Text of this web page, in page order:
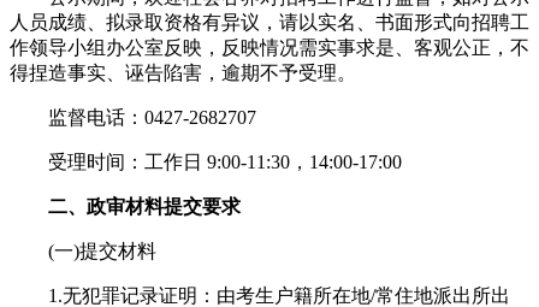
人员成绩、拟录取资格有异议，请以实名、书面形式向招聘工
作领导小组办公室反映，反映情况需实事求是、客观公正，不
得捏造事实、诬告陷害，逾期不予受理。
监督电话：0427-2682707
受理时间：工作日 9:00-11:30，14:00-17:00
二、政审材料提交要求
(一)提交材料
1.无犯罪记录证明：由考生户籍所在地/常住地派出所出